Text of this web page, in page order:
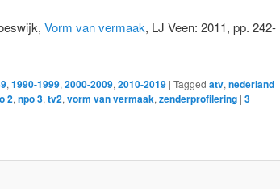
Vorm van vermaak, LJ Veen: 2011, pp. 242-
, 1990-1999, 2000-2009, 2010-2019 | Tagged atv, nederland
2, npo 3, tv2, vorm van vermaak, zenderprofilering | 3